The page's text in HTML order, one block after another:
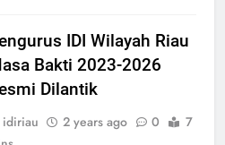
IDI Wilayah Riau
Bakti 2023-2026
Dilantik
idiriau 2 years ago 0
7